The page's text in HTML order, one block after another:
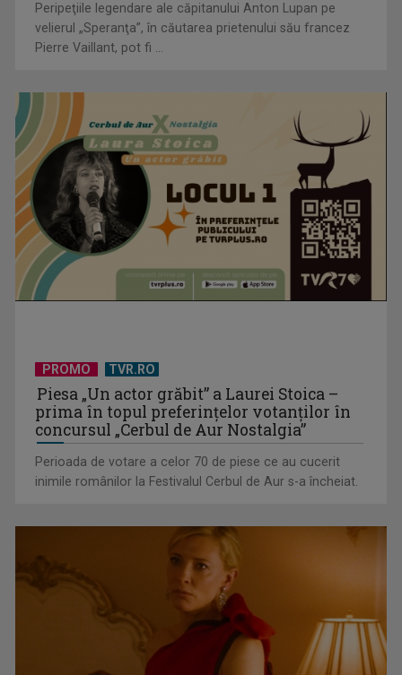
(P) Cum să montezi televizorul pe perete ca un profesionist
(P) De ce investesc tot mai mulți profesioniști în educație
(P) Sandale elegante pentru fetițe: 10 modele pentru
evenimente speciale
Peripeţiile legendare ale căpitanului Anton Lupan pe
velierul „Speranţa”, în căutarea prietenului său francez
Pierre Vaillant, pot fi ...
PROMO TVR.RO
Piesa „Un actor grăbit” a Laurei Stoica –
prima în topul preferinţelor votanţilor în
concursul „Cerbul de Aur Nostalgia”
Perioada de votare a celor 70 de piese ce au cucerit
inimile românilor la Festivalul Cerbul de Aur s-a încheiat.